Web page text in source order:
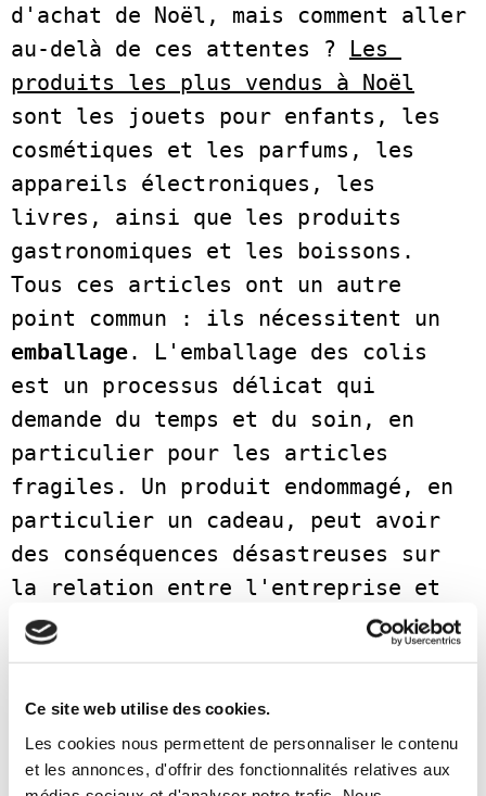
Ce site web utilise des cookies.
Les cookies nous permettent de personnaliser le contenu
et les annonces, d'offrir des fonctionnalités relatives aux
d'achat de Noël, mais comment aller
au-delà de ces attentes ? Les
produits les plus vendus à Noël
sont les jouets pour enfants, les
cosmétiques et les parfums, les
appareils électroniques, les
livres, ainsi que les produits
gastronomiques et les boissons.
Tous ces articles ont un autre
emballage. L'emballage des colis
est un processus délicat qui
demande du temps et du soin, en
particulier pour les articles
fragiles. Un produit endommagé, en
particulier un cadeau, peut avoir
des conséquences désastreuses sur
la relation entre l'entreprise et
le client, créant une situation
intenable. Cependant, un emballage
renforcer la relation avec le
client. 63 % des clients
renouvellent leur achat grâce au